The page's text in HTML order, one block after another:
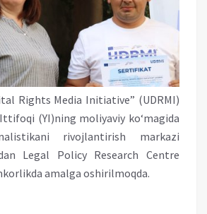
Rights Media Initiative” (UDRMI)
(YI)ning moliyaviy ko‘magida
rivojlantirish markazi
Legal Policy Research Centre
amalga oshirilmoqda.